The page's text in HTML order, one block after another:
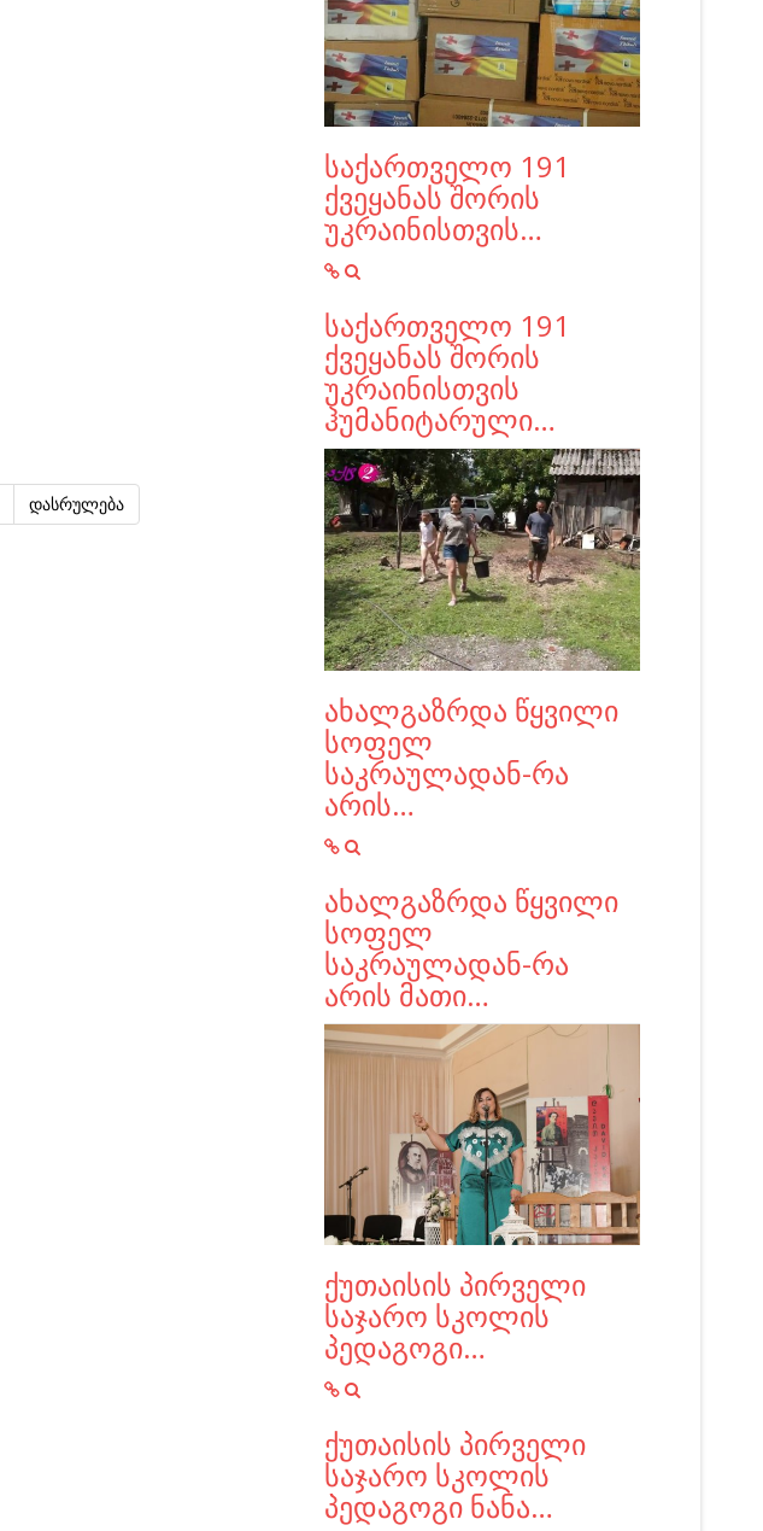
დასრულება
საქართველო 191
ქვეყანას შორის
უკრაინისთვის…
საქართველო 191
ქვეყანას შორის
უკრაინისთვის
ჰუმანიტარული…
ახალგაზრდა წყვილი
სოფელ
საკრაულადან-რა
არის…
ახალგაზრდა წყვილი
სოფელ
საკრაულადან-რა
არის მათი…
ქუთაისის პირველი
საჯარო სკოლის
პედაგოგი…
ქუთაისის პირველი
საჯარო სკოლის
პედაგოგი ნანა…